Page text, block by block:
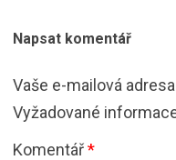
Napsat komentář
Vaše e-mailová
Vyžadované
Komentář*